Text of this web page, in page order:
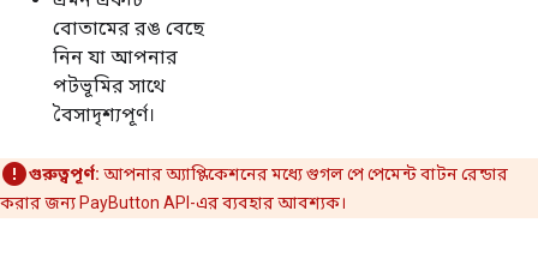
বোতামের রঙ বেছে
নিন যা আপনার
পটভূমির সাথে
বৈসাদৃশ্যপূর্ণ।
গুরুত্বপূর্ণ: আপনার অ্যাপ্লিকেশনের মধ্যে গুগল পে পেমেন্ট বাটন রেন্ডার
করার জন্য PayButton API-এর ব্যবহার আবশ্যক।